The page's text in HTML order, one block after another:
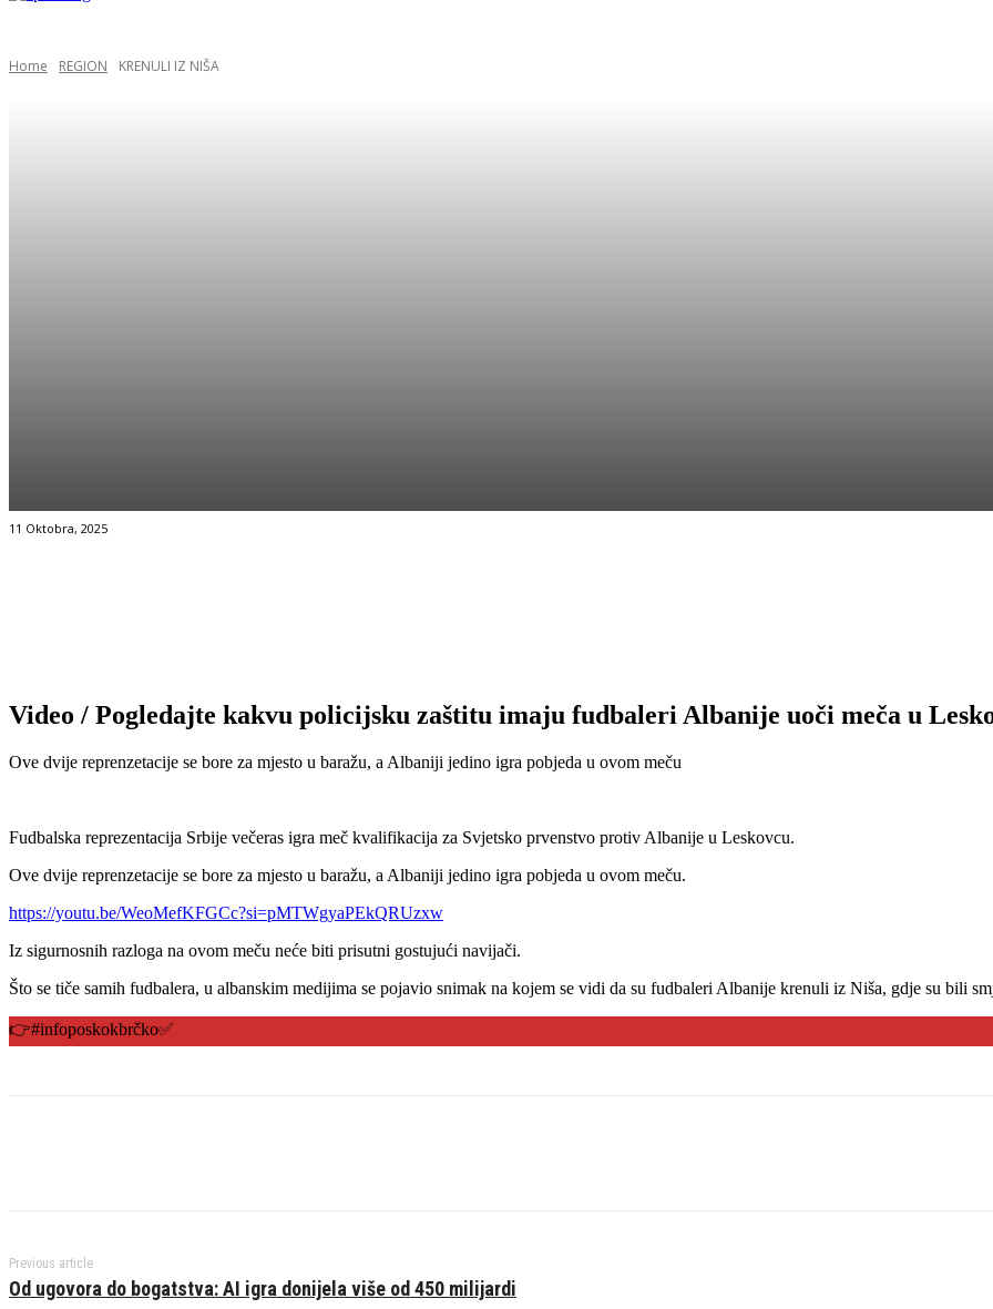
Home REGION KRENULI IZ NIŠA
11 Oktobra, 2025
Video / Pogledajte kakvu policijsku zaštitu imaju fudbaleri Albanije uoči meča u
Ove dvije reprenzetacije se bore za mjesto u baražu, a Albaniji jedino igra pobjeda u ovom meču
Fudbalska reprezentacija Srbije večeras igra meč kvalifikacija za Svjetsko prvenstvo protiv Albanije u Leskovcu.
Ove dvije reprenzetacije se bore za mjesto u baražu, a Albaniji jedino igra pobjeda u ovom meču.
https://youtu.be/WeoMefKFGCc?si=pMTWgyaPEkQRUzxw
Iz sigurnosnih razloga na ovom meču neće biti prisutni gostujući navijači.
Što se tiče samih fudbalera, u albanskim medijima se pojavio snimak na kojem se vidi da su fudbaleri Albanije krenuli iz Niša, gdje su bili
👉#infoposkokbrčko✅️
Previous article
Od ugovora do bogatstva: AI igra donijela više od 450 milijardi